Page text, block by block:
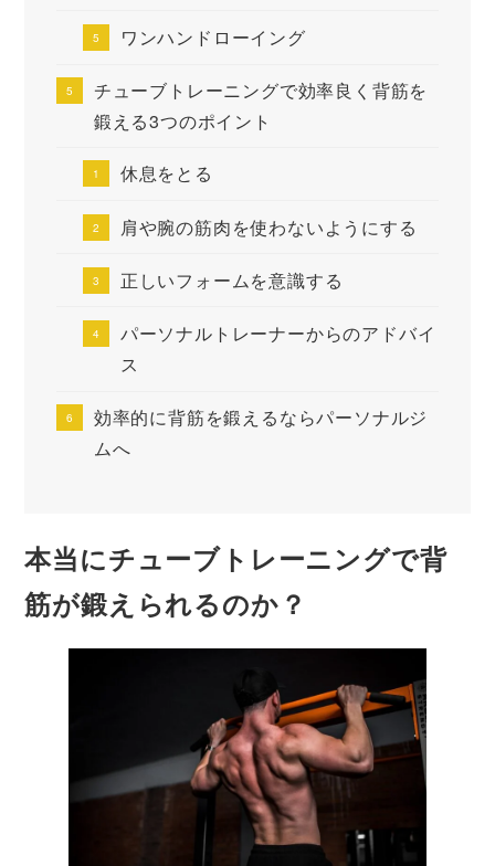
ワンハンドローイング
チューブトレーニングで効率良く背筋を
鍛える3つのポイント
休息をとる
肩や腕の筋肉を使わないようにする
正しいフォームを意識する
パーソナルトレーナーからのアドバイ
ス
効率的に背筋を鍛えるならパーソナルジ
ムへ
本当にチューブトレーニングで背
筋が鍛えられるのか？